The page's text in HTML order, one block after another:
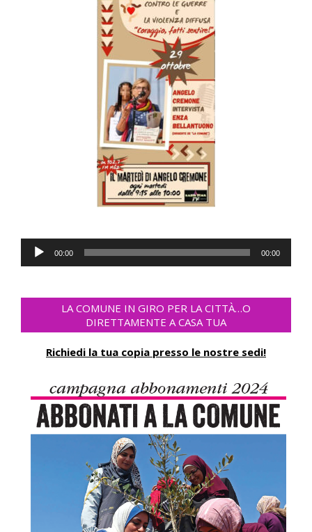
Audio
Player
00:00 00:00
LA COMUNE IN GIRO PER LA CITTÀ…O
DIRETTAMENTE A CASA TUA
Richiedi la tua copia presso le nostre sedi!